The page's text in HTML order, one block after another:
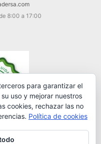
8:00 a 17:00
para garantizar el
uso y mejorar nuestros
cookies, rechazar las no
Política de cookies